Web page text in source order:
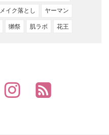
メイク落とし ヤーマン
獺祭 肌ラボ 花王